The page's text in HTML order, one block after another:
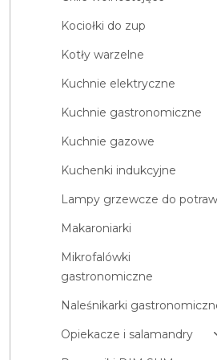
Kociołki do zup
Kotły warzelne
Kuchnie elektryczne
Kuchnie gastronomiczne
Kuchnie gazowe
Kuchenki indukcyjne
Lampy grzewcze do potraw
Makaroniarki
Mikrofalówki
gastronomiczne
Naleśnikarki
Opiekacze i salamandry